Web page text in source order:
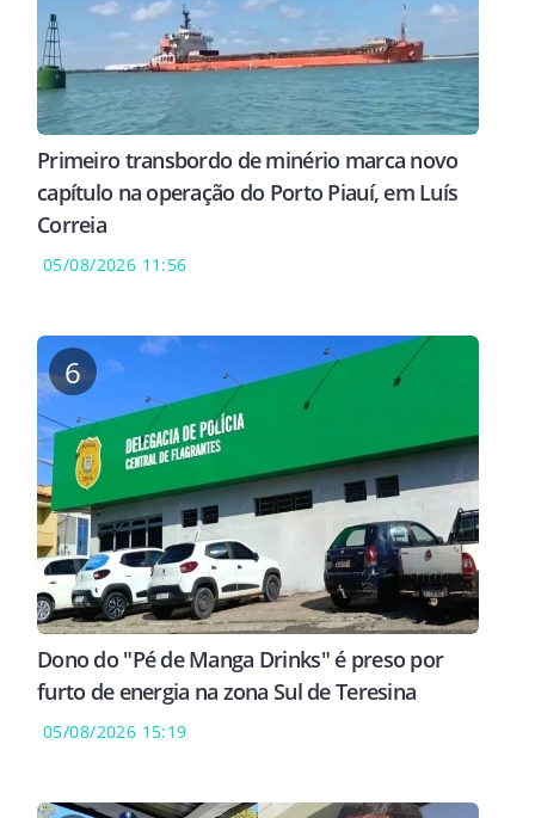
Primeiro transbordo de minério marca novo
capítulo na operação do Porto Piauí, em Luís
Correia
05/08/2026 11:56
6
Dono do "Pé de Manga Drinks" é preso por
furto de energia na zona Sul de Teresina
05/08/2026 15:19